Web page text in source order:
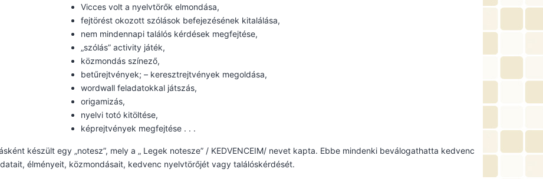
Vicces volt a nyelvtörők elmondása,
fejtörést okozott szólások befejezésének kitalálása,
nem mindennapi találós kérdések megfejtése,
„szólás” activity játék,
közmondás színező,
betűrejtvények; – keresztrejtvények megoldása,
wordwall feladatokkal játszás,
origamizás,
nyelvi totó kitöltése,
képrejtvények megfejtése . . .
készült egy „notesz”, mely a „ Legek notesze” / KEDVENCEIM/ nevet kapta. Ebbe mindenki beválogathatta kedvenc
élményeit, közmondásait, kedvenc nyelvtörőjét vagy találóskérdését.